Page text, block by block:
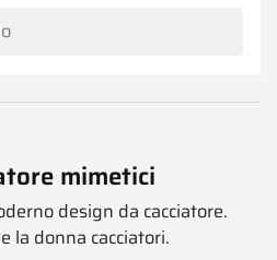
mimetici
design da cacciatore.
la donna cacciatori.